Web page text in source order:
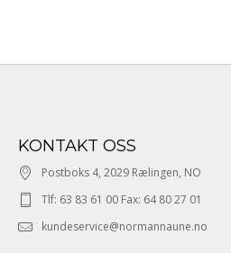
KONTAKT OSS
Postboks 4, 2029 Rælingen, NO
Tlf: 63 83 61 00 Fax: 64 80 27 01
kundeservice@normannaune.no